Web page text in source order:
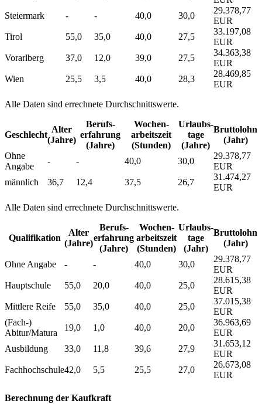
Steiermark
- - 40,0 30,0
29.378,77
EUR
Tirol
55,0 35,0 40,0 27,5
33.197,08
EUR
Vorarlberg
37,0 12,0 39,0 27,5
34.363,38
EUR
Wien
25,5 3,5 40,0 28,3
28.469,85
EUR
Alle Daten sind errechnete Durchschnittswerte.
Geschlecht
Alter
(Jahre)
Berufs­
erfahrung
(Jahre)
Wochen­
arbeitszeit
(Stunden)
Urlaubs­
tage
(Jahre)
Bruttolohn
(Jahr)
Ohne
Angabe
- - 40,0 30,0
29.378,77
EUR
männlich
36,7 12,4 37,5 26,7
31.474,27
EUR
Alle Daten sind errechnete Durchschnittswerte.
Qualifikation
Alter
(Jahre)
Berufs­
erfahrung
(Jahre)
Wochen­
arbeitszeit
(Stunden)
Urlaubs­
tage
(Jahr)
Bruttolohn
(Jahr)
Ohne Angabe - - 40,0 30,0
29.378,77
EUR
Hauptschule
55,0 20,0 40,0 25,0
28.615,38
EUR
Mittlere Reife
55,0 35,0 40,0 25,0
37.015,38
EUR
(Fach-)
Abitur/Matura
19,0 1,0 40,0 20,0
36.963,69
EUR
Ausbildung
33,0 11,8 39,6 27,9
31.653,12
EUR
Fachhochschule42,0 5,5 25,5 27,0
26.673,08
EUR
Berechnung der Kaufkraft